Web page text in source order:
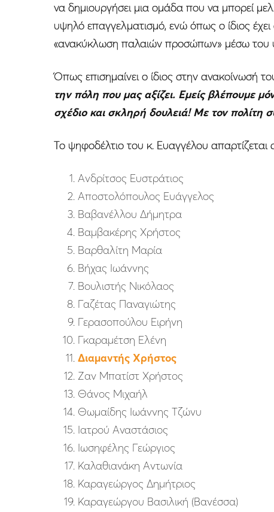
να δημιουργήσει μια ομάδα που να μπορεί
υψηλό επαγγελματισμό, ενώ όπως ο ίδιος
«ανακύκλωση παλαιών προσώπων» μέσω του
Όπως επισημαίνει ο ίδιος στην ανακοίνωσή
την πόλη που μας αξίζει. Εμείς βλέπουμε
σχέδιο και σκληρή δουλειά! Με τον πολίτη
Το ψηφοδέλτιο του κ. Ευαγγέλου απαρτίζεται
Ανδρίτσος Ευστράτιος
Αποστολόπουλος Ευάγγελος
Βαβανέλλου Δήμητρα
Βαμβακέρης Χρήστος
Βαρθαλίτη Μαρία
Βήχας Ιωάννης
Βουλιστής Νικόλαος
Γαζέτας Παναγιώτης
Γερασοπούλου Ειρήνη
Γκαραμέτση Ελένη
Διαμαντής Χρήστος
Ζαν Μπατίστ Χρήστος
Θάνος Μιχαήλ
Θωμαίδης Ιωάννης Τζώνυ
Ιατρού Αναστάσιος
Ιωσηφέλης Γεώργιος
Καλαθιανάκη Αντωνία
Καραγεώργος Δημήτριος
Καραγεώργου Βασιλική (Βανέσσα)